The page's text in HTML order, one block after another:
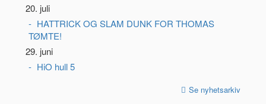
20. juli
HATTRICK OG SLAM DUNK FOR THOMAS
TØMTE!
29. juni
HiO hull 5
Se nyhetsarkiv